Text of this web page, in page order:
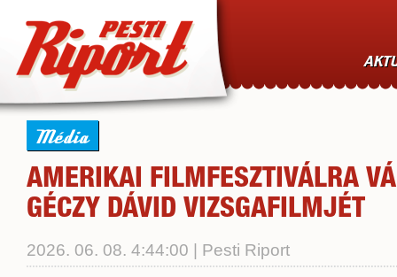
Média
AMERIKAI FILMFESZTIVÁLRA
GÉCZY DÁVID VIZSGAFILMJÉT
2026. 06. 08. 4:44:00 | Pesti Riport